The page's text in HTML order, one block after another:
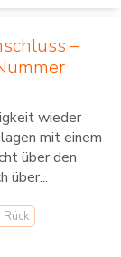
–
wieder
mit einem
über den
über...
Rück